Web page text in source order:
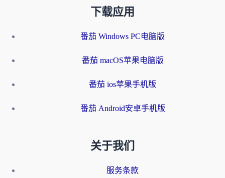
下载应用
番茄 Windows PC电脑版
番茄 macOS苹果电脑版
番茄 ios苹果手机版
番茄 Android安卓手机版
关于我们
服务条款